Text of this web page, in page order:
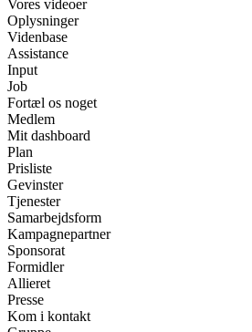
Vores videoer
Oplysninger
Videnbase
Assistance
Input
Job
Fortæl os noget
Medlem
Mit dashboard
Plan
Prisliste
Gevinster
Tjenester
Samarbejdsform
Kampagnepartner
Sponsorat
Formidler
Allieret
Presse
Kom i kontakt